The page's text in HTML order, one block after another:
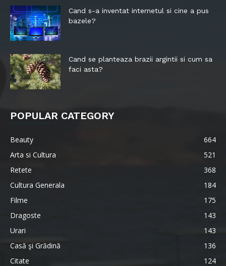
Cand s-a inventat internetul si cine a pus
bazele?
Cand se planteaza brazii argintii si cum sa
faci asta?
POPULAR CATEGORY
Beauty
664
Arta si Cultura
521
Retete
368
Cultura Generala
184
Filme
175
Dragoste
143
Urari
143
Casă şi Grădină
136
Citate
124